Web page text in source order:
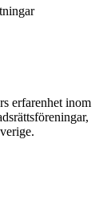
erfarenhet inom